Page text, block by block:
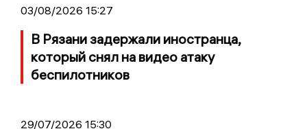
03/08/2026 15:27
В Рязани задержали иностранца,
который снял на видео атаку
беспилотников
29/07/2026 15:30